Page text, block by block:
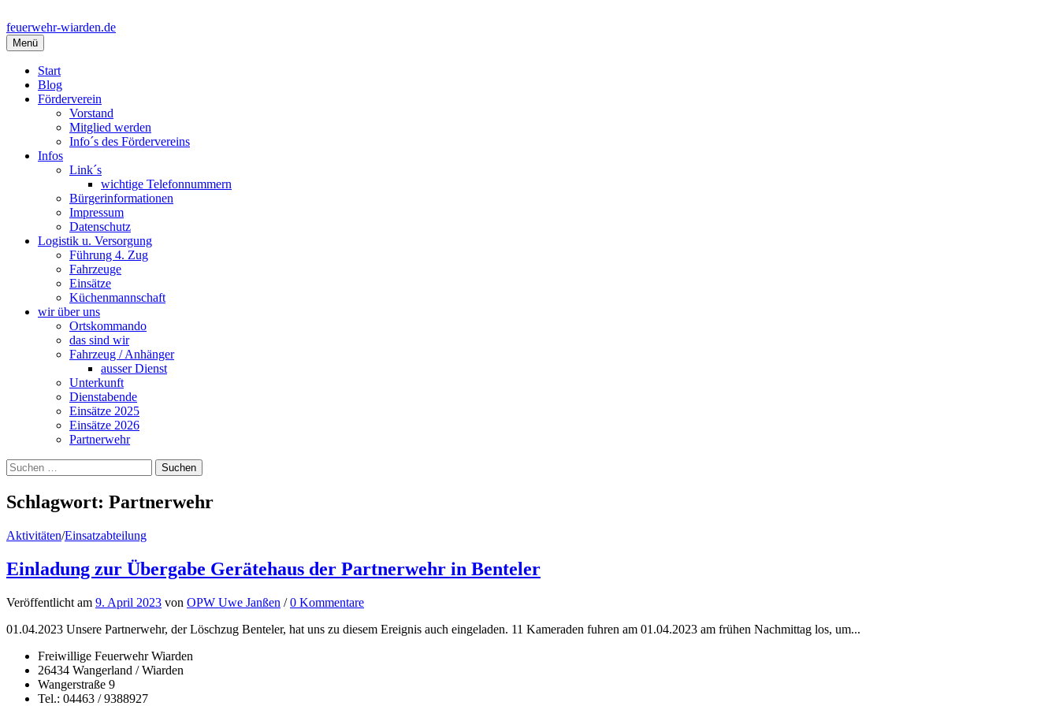
zum
Inhalt
feuerwehr-wiarden.de
Menü
Start
Blog
Förderverein
Vorstand
Mitglied werden
Info´s des Fördervereins
Infos
Link´s
wichtige Telefonnummern
Bürgerinformationen
Impressum
Datenschutz
Logistik u. Versorgung
Führung 4. Zug
Fahrzeuge
Einsätze
Küchenmannschaft
wir über uns
Ortskommando
das sind wir
Fahrzeug / Anhänger
ausser Dienst
Unterkunft
Dienstabende
Einsätze 2025
Einsätze 2026
Partnerwehr
Suchen
nach:
Schlagwort: Partnerwehr
Aktivitäten/Einsatzabteilung
Einladung zur Übergabe Gerätehaus der Partnerwehr in Benteler
Veröffentlicht am 9. April 2023 von OPW Uwe Janßen /0 Kommentare
01.04.2023 Unsere Partnerwehr, der Löschzug Benteler, hat uns zu diesem Ereignis auch eingeladen. 11 Kameraden fuhren am 01.04.2023 am frühen Nachmittag los, um...
Freiwillige Feuerwehr Wiarden
26434 Wangerland / Wiarden
Wangerstraße 9
Tel.: 04463 / 9388927